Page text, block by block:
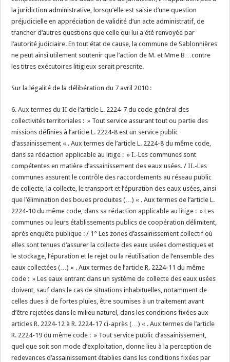
la juridiction administrative, lorsqu’elle est saisie d’une question
préjudicielle en appréciation de validité d’un acte administratif, de
trancher d’autres questions que celle qui lui a été renvoyée par
l’autorité judiciaire. En tout état de cause, la commune de Sablonnières
ne peut ainsi utilement soutenir que l’action de M. et Mme B…contre
les titres exécutoires litigieux serait prescrite.
Sur la légalité de la délibération du 7 avril 2010 :
6. Aux termes du II de l’article L. 2224-7 du code général des
collectivités territoriales : » Tout service assurant tout ou partie des
missions définies à l’article L. 2224-8 est un service public
d’assainissement « . Aux termes de l’article L. 2224-8 du même code,
dans sa rédaction applicable au litige : » I.-Les communes sont
compétentes en matière d’assainissement des eaux usées. / II.-Les
communes assurent le contrôle des raccordements au réseau public
de collecte, la collecte, le transport et l’épuration des eaux usées, ainsi
que l’élimination des boues produites (…) « . Aux termes de l’article L.
2224-10 du même code, dans sa rédaction applicable au litige : » Les
communes ou leurs établissements publics de coopération délimitent,
après enquête publique : / 1° Les zones d’assainissement collectif où
elles sont tenues d’assurer la collecte des eaux usées domestiques et
le stockage, l’épuration et le rejet ou la réutilisation de l’ensemble des
eaux collectées (…) « . Aux termes de l’article R. 2224-11 du même
code : » Les eaux entrant dans un système de collecte des eaux usées
doivent, sauf dans le cas de situations inhabituelles, notamment de
celles dues à de fortes pluies, être soumises à un traitement avant
d’être rejetées dans le milieu naturel, dans les conditions fixées aux
articles R. 2224-12 à R. 2224-17 ci-après (…) « . Aux termes de l’article
R. 2224-19 du même code : » Tout service public d’assainissement,
quel que soit son mode d’exploitation, donne lieu à la perception de
redevances d’assainissement établies dans les conditions fixées par